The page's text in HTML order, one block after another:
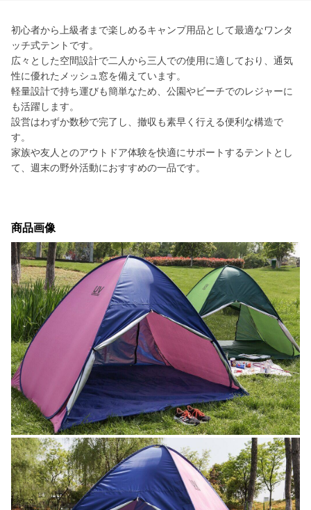
初心者から上級者まで楽しめるキャンプ用品として最適なワンタ
ッチ式テントです。
広々とした空間設計で二人から三人での使用に適しており、通気
性に優れたメッシュ窓を備えています。
軽量設計で持ち運びも簡単なため、公園やビーチでのレジャーに
も活躍します。
設営はわずか数秒で完了し、撤収も素早く行える便利な構造で
す。
家族や友人とのアウトドア体験を快適にサポートするテントとし
て、週末の野外活動におすすめの一品です。
商品画像